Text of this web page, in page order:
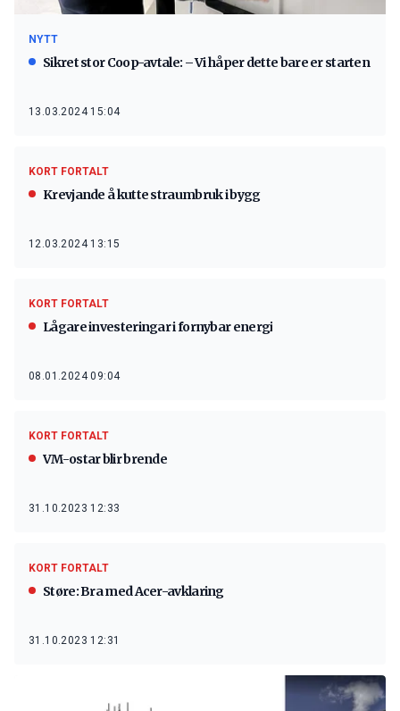
NYTT
Sikret stor Coop-avtale: – Vi håper dette bare er starten
13.03.2024 15:04
KORT FORTALT
Krevjande å kutte straumbruk i bygg
12.03.2024 13:15
KORT FORTALT
Lågare investeringar i fornybar energi
08.01.2024 09:04
KORT FORTALT
VM-ostar blir brende
31.10.2023 12:33
KORT FORTALT
Støre: Bra med Acer-avklaring
31.10.2023 12:31